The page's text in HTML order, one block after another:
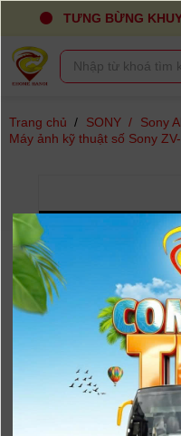
TƯNG BỪNG
Trang chủ / SONY / Sony
Máy ảnh kỹ thuật số Sony